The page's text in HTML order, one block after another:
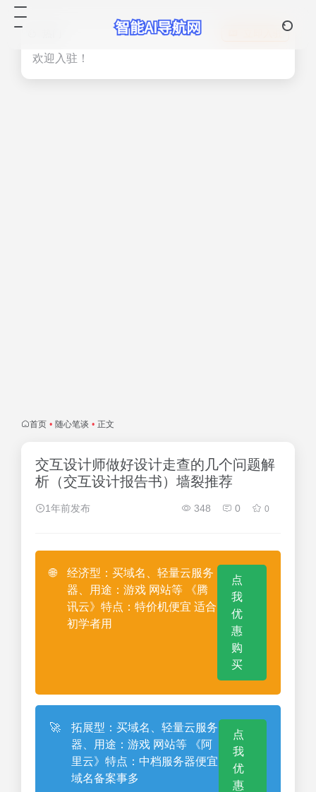
欢迎入驻！
首页 • 随心笔谈 • 正文
交互设计师做好设计走查的几个问题解
析（交互设计报告书）墙裂推荐
1年前发布 348 0 0
🌐
经济型：买域名、轻量云服务
器、用途：游戏 网站等 《腾
讯云》特点：特价机便宜 适合
初学者用
点
我
优
惠
购
买
🚀
拓展型：买域名、轻量云服务
器、用途：游戏 网站等 《阿
里云》特点：中档服务器便宜
域名备案事多
点
我
优
惠